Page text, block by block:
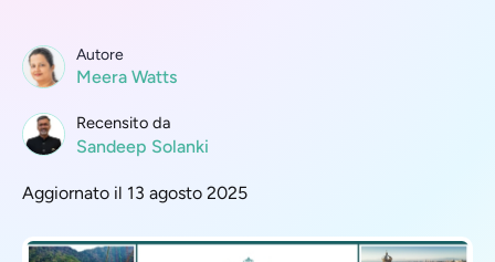
Autore
Meera Watts
Recensito da
Sandeep Solanki
Aggiornato il 13 agosto 2025